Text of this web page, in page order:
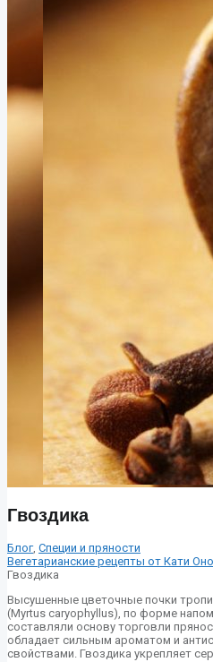
Гвоздика
Блог, Специи и пряности
Вегетарианские рецепты от Кати
Гвоздика
Высушенные цветочные почки
(Myrtus caryophyllus), по форме
составляли основу торговли
обладает сильным ароматом и
свойствами. Гвоздика укрепляет